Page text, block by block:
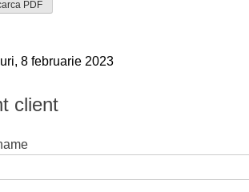
PDF
8 februarie 2023
client